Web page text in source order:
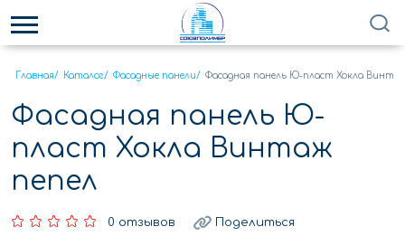
Главная/ Каталог/ Фасадные панели/ Фасадная панель Ю-пласт Хокла
Фасадная панель Ю-
пласт Хокла Винтаж
пепел
0 отзывов Поделиться